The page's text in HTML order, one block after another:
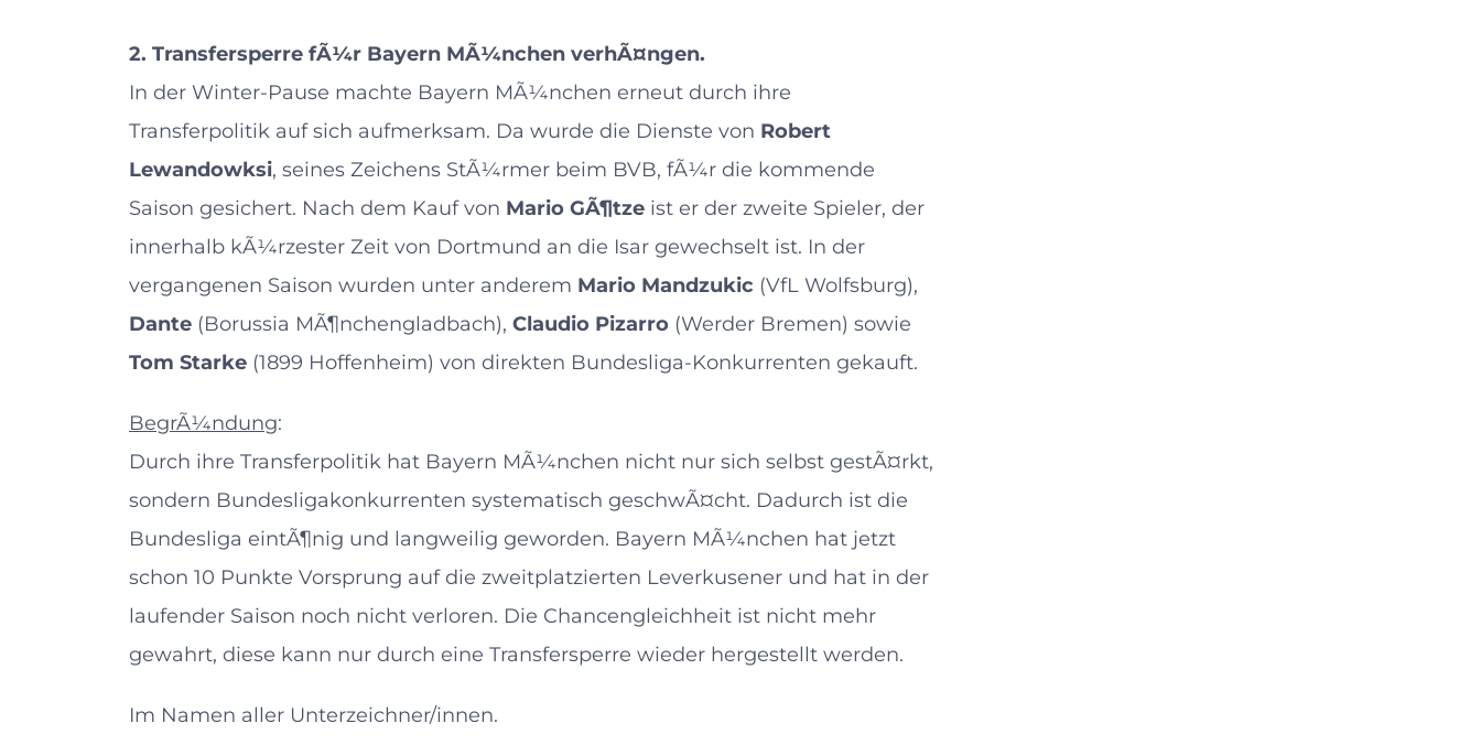
2. Transfersperre fÃ¼r Bayern MÃ¼nchen verhÃ¤ngen.
In der Winter-Pause machte Bayern MÃ¼nchen erneut durch ihre
Transferpolitik auf sich aufmerksam. Da wurde die Dienste von Robert
Lewandowksi, seines Zeichens StÃ¼rmer beim BVB, fÃ¼r die kommende
Saison gesichert. Nach dem Kauf von Mario GÃ¶tze ist er der zweite Spieler, der
innerhalb kÃ¼rzester Zeit von Dortmund an die Isar gewechselt ist. In der
vergangenen Saison wurden unter anderem Mario Mandzukic (VfL Wolfsburg),
Dante (Borussia MÃ¶nchengladbach), Claudio Pizarro (Werder Bremen) sowie
Tom Starke (1899 Hoffenheim) von direkten Bundesliga-Konkurrenten gekauft.
BegrÃ¼ndung:
Durch ihre Transferpolitik hat Bayern MÃ¼nchen nicht nur sich selbst gestÃ¤rkt,
sondern Bundesligakonkurrenten systematisch geschwÃ¤cht. Dadurch ist die
Bundesliga eintÃ¶nig und langweilig geworden. Bayern MÃ¼nchen hat jetzt
schon 10 Punkte Vorsprung auf die zweitplatzierten Leverkusener und hat in der
laufender Saison noch nicht verloren. Die Chancengleichheit ist nicht mehr
gewahrt, diese kann nur durch eine Transfersperre wieder hergestellt werden.
Im Namen aller Unterzeichner/innen.